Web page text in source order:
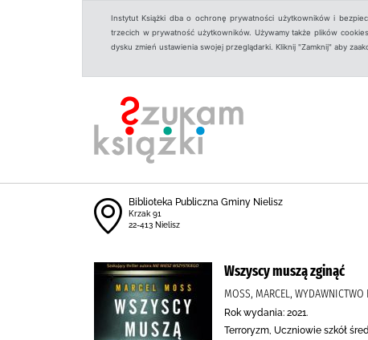
Instytut Książki dba o ochronę prywatności użytkowników i
trzecich w prywatność użytkowników. Używamy także plików
dysku zmień ustawienia swojej przeglądarki. Kliknij "Zamknij" aby
Biblioteka Publiczna Gminy Nielisz
Krzak 91
22-413 Nielisz
Wszyscy muszą zginąć
MOSS, MARCEL, WYDAWNICTWO
Rok wydania: 2021.
Terroryzm, Uczniowie szkół